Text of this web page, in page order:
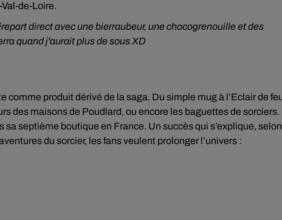
de-Loire.
direct avec une bierraubeur, une chocogrenouille et des
quand j'aurait plus de sous XD
comme produit dérivé de la saga. Du simple mug à l’Eclair de
des maisons de Poudlard, ou encore les baguettes de sorciers.
septième boutique en France. Un succès qui s’explique, selon
du sorcier, les fans veulent prolonger l’univers :